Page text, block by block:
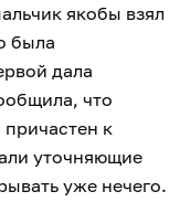
якобы взял
была
дала
что
причастен к
уточняющие
уже нечего.